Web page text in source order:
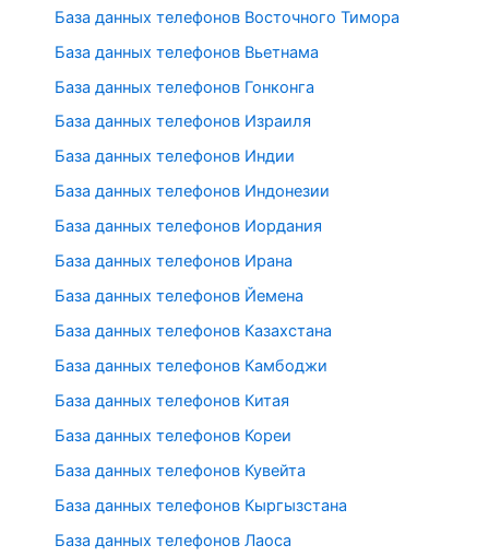
База данных телефонов Восточного Тимора
База данных телефонов Вьетнама
База данных телефонов Гонконга
База данных телефонов Израиля
База данных телефонов Индии
База данных телефонов Индонезии
База данных телефонов Иордания
База данных телефонов Ирана
База данных телефонов Йемена
База данных телефонов Казахстана
База данных телефонов Камбоджи
База данных телефонов Китая
База данных телефонов Кореи
База данных телефонов Кувейта
База данных телефонов Кыргызстана
База данных телефонов Лаоса